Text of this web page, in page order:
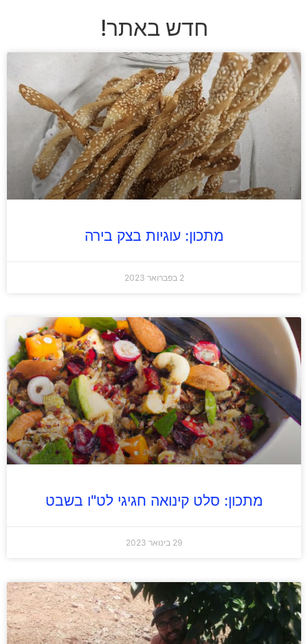
חדש באתר!
מתכון: עוגיות בצק בירה
2 בפברואר 2023
מתכון: סלט קינואה חגיגי לט"ו בשבט
29 בינואר 2023